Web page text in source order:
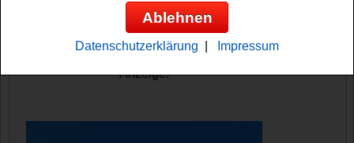
Akkuschrauber, 10x einen Sack Floragard
Erde und 5 Gutscheine
Anzeige:
Ablehnen
Datenschutzerklärung Impressum